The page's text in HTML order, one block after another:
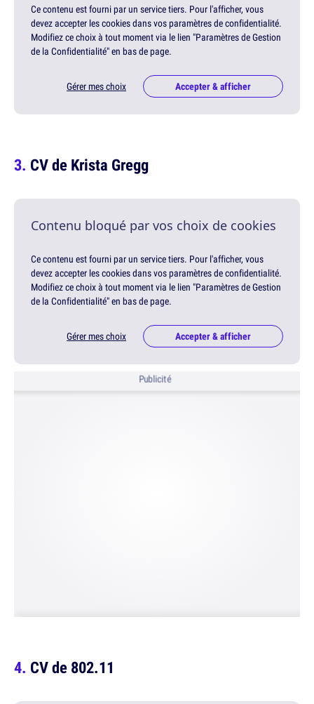
Ce contenu est fourni par un service tiers. Pour l'afficher, vous
devez accepter les cookies dans vos paramètres de confidentialité.
Modifiez ce choix à tout moment via le lien "Paramètres de Gestion
de la Confidentialité" en bas de page.
Gérer mes choix Accepter & afficher
CV de Krista Gregg
Contenu bloqué par vos choix de cookies
Ce contenu est fourni par un service tiers. Pour l'afficher, vous
devez accepter les cookies dans vos paramètres de confidentialité.
Modifiez ce choix à tout moment via le lien "Paramètres de Gestion
de la Confidentialité" en bas de page.
Gérer mes choix Accepter & afficher
Publicité
CV de 802.11